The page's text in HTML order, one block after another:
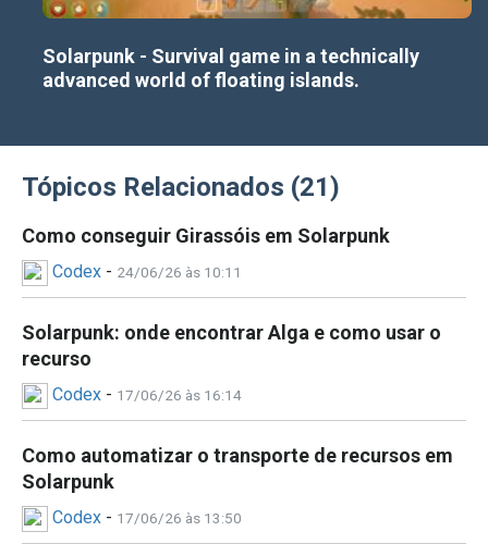
Solarpunk - Survival game in a technically
advanced world of floating islands.
Tópicos Relacionados (21)
Como conseguir Girassóis em Solarpunk
Codex - 24/06/26 às 10:11
Solarpunk: onde encontrar Alga e como usar o
recurso
Codex - 17/06/26 às 16:14
Como automatizar o transporte de recursos em
Solarpunk
Codex - 17/06/26 às 13:50